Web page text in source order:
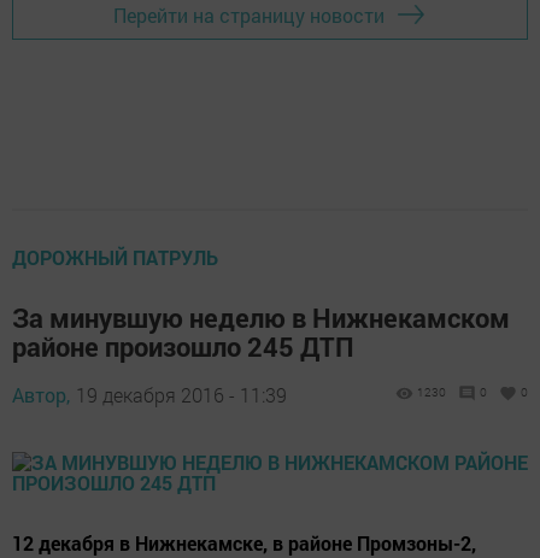
Перейти на страницу новости
ДОРОЖНЫЙ ПАТРУЛЬ
За минувшую неделю в Нижнекамском
районе произошло 245 ДТП
Автор, 19 декабря 2016 - 11:39 1230 0 0
12 декабря в Нижнекамске, в районе Промзоны-2,